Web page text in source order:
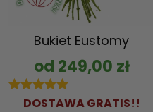
Bukiet Eustomy
od 249,00 zł
5.00out of 5
DOSTAWA GRATIS!!